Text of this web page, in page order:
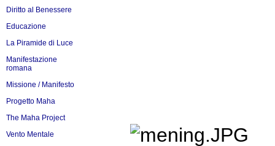
Diritto al Benessere
Educazione
La Piramide di Luce
Manifestazione
romana
Missione / Manifesto
Progetto Maha
The Maha Project
Vento Mentale